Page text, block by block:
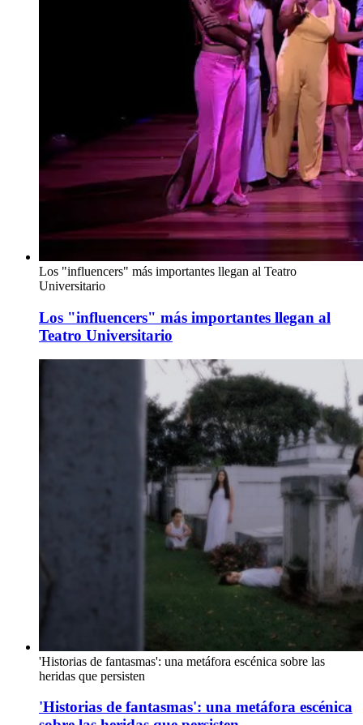
Los "influencers" más importantes llegan al Teatro
Universitario
Los "influencers" más importantes llegan al
Teatro Universitario
'Historias de fantasmas': una metáfora escénica sobre las
heridas que persisten
'Historias de fantasmas': una metáfora escénica